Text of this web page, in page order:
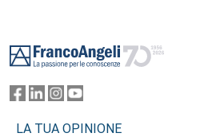
LA TUA OPINIONE